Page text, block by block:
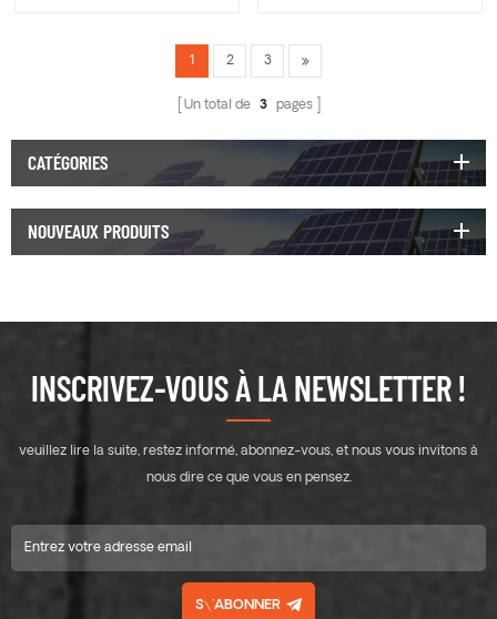
1 2 3
Un total de 3 pages
CATÉGORIES
NOUVEAUX PRODUITS
INSCRIVEZ-VOUS À LA NEWSLETTER !
veuillez lire la suite, restez informé, abonnez-vous, et nous vous invitons à
nous dire ce que vous en pensez.
S\'ABONNER